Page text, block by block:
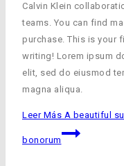
Calvin Klein
teams. You can find
purchase. This is your
writing! Lorem ipsum
elit, sed do eiusmod
magna aliqua.
Leer Más A beautiful
bonorum